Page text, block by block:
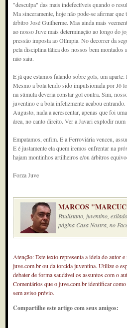
"desculpa" das mais indefectíveis quando o
Ma sinceramente, hoje não pode-se afirmar que
árbitro José Guilherme. Mas ainda mais
ao nosso Juve mais determinação ao longo do
pressão imposta ao Olímpia. No decorrer da
pela disciplina tática dos nossos bem montados
não saiu.
E já que estamos falando sobre gols, um
Mesmo a bola tendo sido impulsionada por Jô
na súmula deveria constar gol contra. Sim,
juventino e a bola infelizmente acabou
Augusto, nada a acrescentar, apenas que foi
área, no canto direito. Ver a Javari explodir
Empatamos, enfim. E a Ferroviária venceu,
E é justamente ela quem iremos enfrentar na
hajam montinhos artilheiros e/ou árbitros
Forza Juve
MARCOS
Paulistano, juventino,
página Casa Nostra, no
Atenção: Este texto representa a ideia do autor
juve.com.br ou da torcida juventina. Utilize o
debater de forma saudável os assuntos com o
Comentários que o juve.com.br identificar
sem aviso prévio.
Compartilhe este artigo com seus amigos: